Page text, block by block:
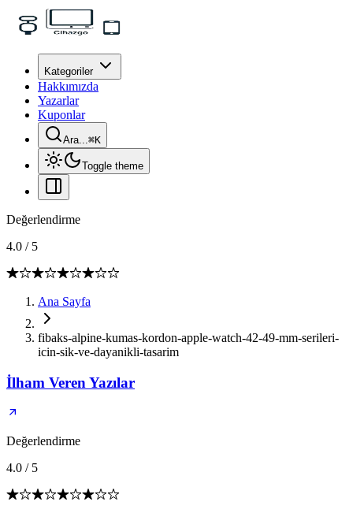
Kategoriler
Hakkımızda
Yazarlar
Kuponlar
Ara...⌘K
Toggle theme
Değerlendirme
4.0 / 5
Ana Sayfa
fibaks-alpine-kumas-kordon-apple-watch-42-49-mm-serileri-
icin-sik-ve-dayanikli-tasarim
İlham Veren Yazılar
Değerlendirme
4.0 / 5